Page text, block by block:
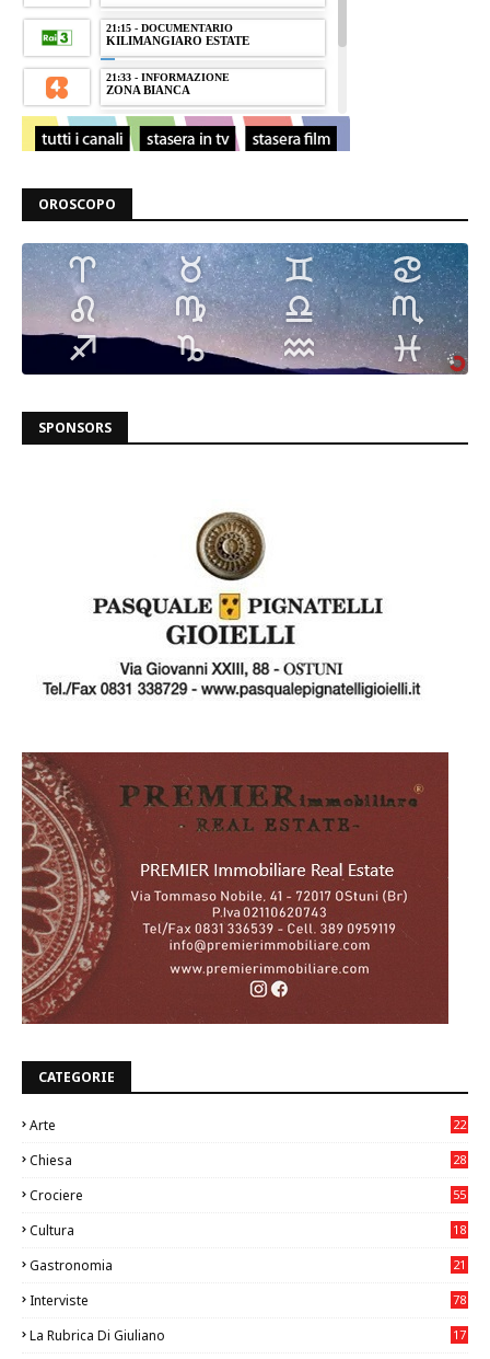
OROSCOPO
SPONSORS
CATEGORIE
Arte
22
Chiesa
28
Crociere 55
Cultura
18
Gastronomia
21
Interviste 78
La Rubrica Di Giuliano
17